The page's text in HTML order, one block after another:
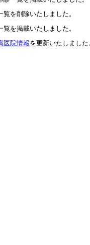
覧を削除いたしました。
覧を掲載いたしました。
医院情報を更新いたしました